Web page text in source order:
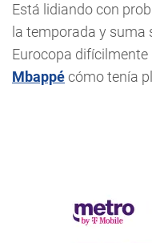
Está lidiando con
la temporada y suma
Eurocopa difícilmente
Mbappécómo tenía